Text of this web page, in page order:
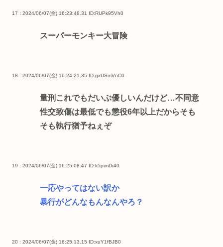
17 : 2024/06/07(金) 16:23:48.31 ID:RUPk95Vh0
スーパーモンキー大冒険
18 : 2024/06/07(金) 16:24:21.35 ID:gxUSmVnC0
量刑これでもだいぶ優しいんだけど…不同意
性交致傷は最低でも懲役6年以上だからそも
そも執行猶予ねぇぞ
19 : 2024/06/07(金) 16:25:08.47 ID:k5pimDr40
一応やってはない訳か
暴行がどんなもんなんやろ？
20 : 2024/06/07(金) 16:25:13.15 ID:xuY1fBJB0